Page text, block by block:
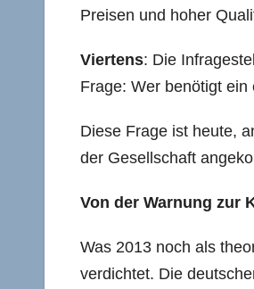
Preisen und hoher
Viertens: Die
Frage: Wer benötigt ein
Diese Frage ist heute,
der Gesellschaft
Von der Warnung zur
Was 2013 noch als
verdichtet. Die